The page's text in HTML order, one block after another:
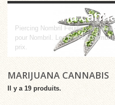
marijuana
Piercing Nombril Feuille
pour Nombril. Les piercing
prix.
MARIJUANA CANNABIS
Il y a 19 produits.